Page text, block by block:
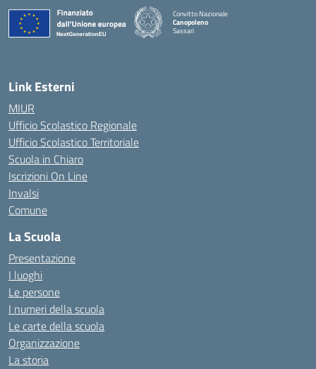
Convitto Nazionale
Canopoleno
Sassari
Link Esterni
MIUR
Ufficio Scolastico Regionale
Ufficio Scolastico Territoriale
Scuola in Chiaro
Iscrizioni On Line
Invalsi
Comune
La Scuola
Presentazione
I luoghi
Le persone
I numeri della scuola
Le carte della scuola
Organizzazione
La storia